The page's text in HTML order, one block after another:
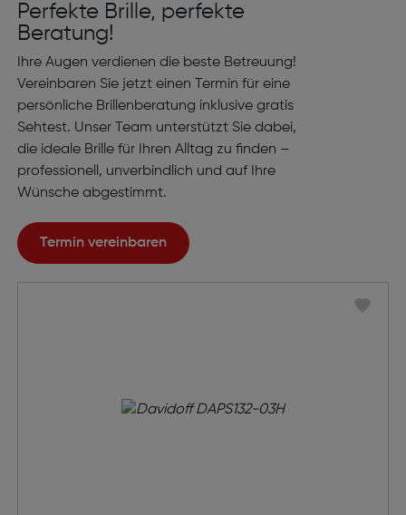
Perfekte Brille, perfekte
Beratung!
Ihre Augen verdienen die beste Betreuung!
Vereinbaren Sie jetzt einen Termin für eine
persönliche Brillenberatung inklusive gratis
Sehtest. Unser Team unterstützt Sie dabei,
die ideale Brille für Ihren Alltag zu finden –
professionell, unverbindlich und auf Ihre
Wünsche abgestimmt.
Termin vereinbaren